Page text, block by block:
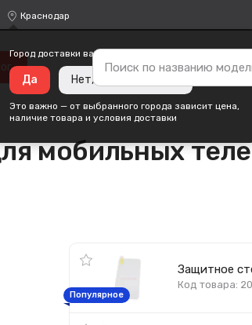
Краснодар
Город доставки ваших покупок —
Да Нет, изменить город
Это важно — от выбранного города зависит цена,
наличие товара и условия доставки
мобильных
Защитное
Код товара:
Популярное